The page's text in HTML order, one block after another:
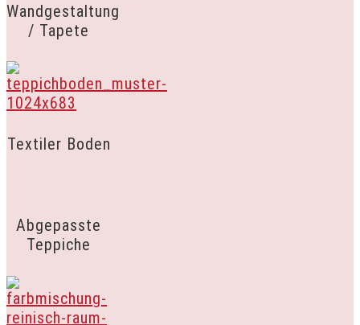
Wandgestaltung
/ Tapete
Textiler Boden
Abgepasste
Teppiche